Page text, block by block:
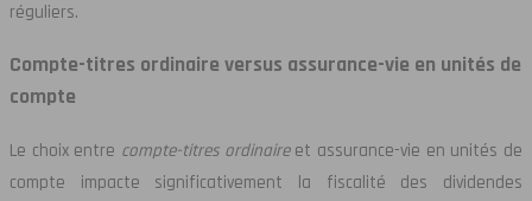
réguliers.
Compte-titres ordinaire versus assurance-vie en unités de
compte
Le choix entre compte-titres ordinaire et assurance-vie en unités de
compte impacte significativement la fiscalité des dividendes